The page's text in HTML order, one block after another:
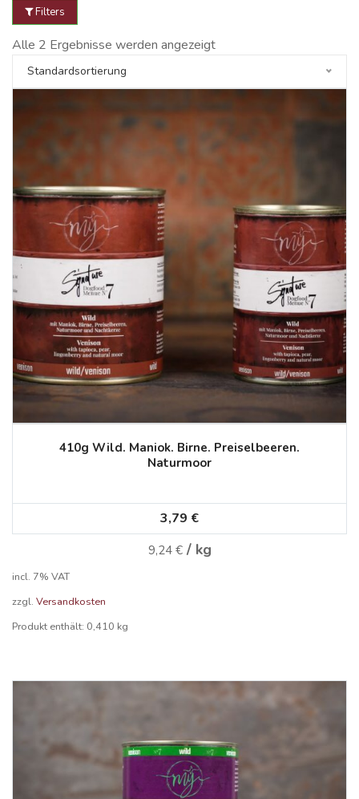
Filters
Alle 2 Ergebnisse werden angezeigt
Standardsortierung
410g Wild. Maniok. Birne. Preiselbeeren.
Naturmoor
3,79 €
9,24 €/ kg
incl. 7% VAT
zzgl. Versandkosten
Produkt enthält: 0,410 kg